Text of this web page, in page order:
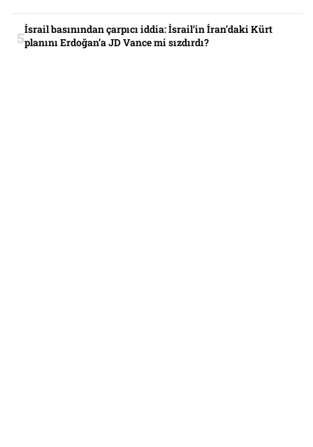
İsrail basınından çarpıcı iddia: İsrail’in İran’daki Kürt
planını Erdoğan’a JD Vance mi sızdırdı?